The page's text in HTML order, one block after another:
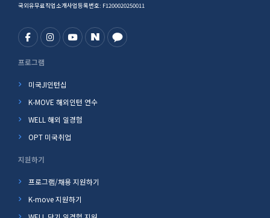
국외유무료직업소개사업등록번호: F1200020250011
프로그램
미국JI인턴십
K-MOVE 해외인턴 연수
WELL 해외 일경험
OPT 미국취업
지원하기
프로그램/채용 지원하기
K-move 지원하기